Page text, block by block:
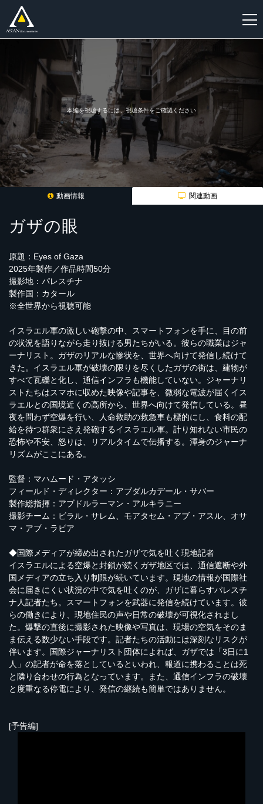
登
本編を視聴するには、視聴条件をご確認ください
動画情報 関連動画
ガザの眼
原題：Eyes of Gaza
2025年製作／作品時間50分
撮影地：パレスチナ
製作国：カタール
※全世界から視聴可能
イスラエル軍の激しい砲撃の中、スマートフォンを手に、目の前
の状況を語りながら走り抜ける男たちがいる。彼らの職業はジャ
ーナリスト。ガザのリアルな惨状を、世界へ向けて発信し続けて
きた。イスラエル軍が破壊の限りを尽くしたガザの街は、建物が
すべて瓦礫と化し、通信インフラも機能していない。ジャーナリ
ストたちはスマホに収めた映像や記事を、微弱な電波が届くイス
ラエルとの国境近くの高所から、世界へ向けて発信している。昼
夜を問わず空爆を行い、人命救助の救急車も標的にし、食料の配
給を待つ群衆にさえ発砲するイスラエル軍。計り知れない市民の
恐怖や不安、怒りは、リアルタイムで伝播する。渾身のジャーナ
リズムがここにある。
監督：マハムード・アタッシ
フィールド・ディレクター：アブダルカデール・サバー
製作総指揮：アブドルラーマン・アルキラニー
撮影チーム：ビラル・サレム、モアタセム・アブ・アスル、オサ
マ・アブ・ラビア
◆国際メディアが締め出されたガザで気を吐く現地記者
イスラエルによる空爆と封鎖が続くガザ地区では、通信遮断や外
国メディアの立ち入り制限が続いています。現地の情報が国際社
会に届きにくい状況の中で気を吐くのが、ガザに暮らすパレスチ
ナ人記者たち。スマートフォンを武器に発信を続けています。彼
らの働きにより、現地住民の声や日常の破壊が可視化されまし
た。爆撃の直後に撮影された映像や写真は、現場の空気をそのま
ま伝える数少ない手段です。記者たちの活動には深刻なリスクが
伴います。国際ジャーナリスト団体によれば、ガザでは「3日に1
人」の記者が命を落としているといわれ、報道に携わることは死
と隣り合わせの行為となっています。また、通信インフラの破壊
と度重なる停電により、発信の継続も簡単ではありません。
[予告編]